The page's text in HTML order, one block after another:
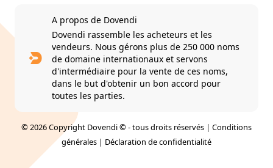
A propos de Dovendi
Dovendi rassemble les acheteurs et les
vendeurs. Nous gérons plus de 250 000 noms
de domaine internationaux et servons
d'intermédiaire pour la vente de ces noms,
dans le but d'obtenir un bon accord pour
toutes les parties.
© 2026 Copyright Dovendi © - tous droits réservés | Conditions
générales | Déclaration de confidentialité